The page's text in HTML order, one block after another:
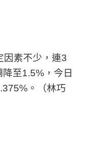
因素不少，連3
至1.5%，今日
。（林巧